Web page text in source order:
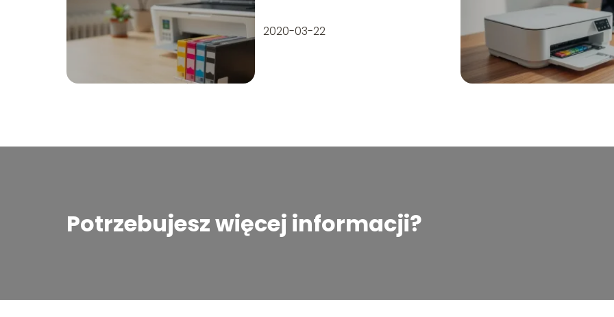
2020-03-22
Potrzebujesz więcej informacji?